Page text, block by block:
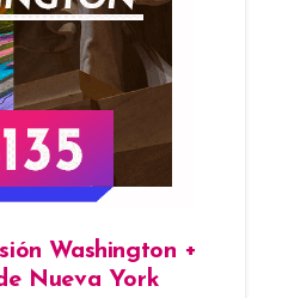
Washington +
Nueva York